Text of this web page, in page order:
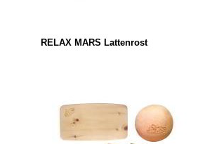
RELAX MARS Lattenrost